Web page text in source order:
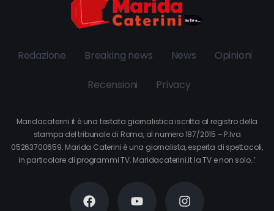
Redazione Breaking news News Opinioni
Recensioni Privacy
Maridacaterini.it è una testata giornalistica iscritta al registro della
stampa del tribunale di Roma, al numero 187/2015 – P.Iva
05263700659. Marida Caterini è una giornalista, esperta di spettacoli,
in particolare di programmi TV. Maridacaterini.it la TV e non solo…’